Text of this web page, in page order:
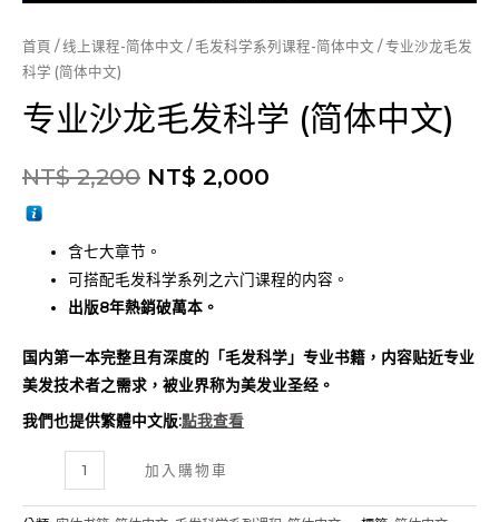
首頁 /线上课程-简体中文 / 毛发科学系列课程-简体中文 / 专业沙龙毛发
科学 (简体中文)
专业沙龙毛发科学 (简体中文)
NT$2,200 NT$ 2,000
含七大章节。
可搭配毛发科学系列之六门课程的内容。
出版8年熱銷破萬本。
国内第一本完整且有深度的「毛发科学」专业书籍，内容贴近专业
美发技术者之需求，被业界称为美发业圣经。
我們也提供繁體中文版:點我查看
沙
加入購物車